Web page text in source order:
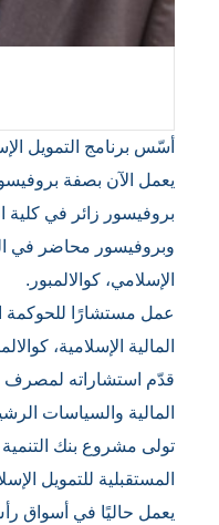
أسّس برنامج التمويل
يعمل الآن بصفة
بروفيسور زائر في كلية
وبروفيسور محاضر في
الإسلامي، كوالالمبور.
عمل مستشارًا
المالية الإسلامية، كوالالمبور،
قدّم استشاراته
المالية والسياسات الرشيدة (2010
تولى مشروع بنك التنمية
المستقبلية للتمويل
يعمل حاليًا في أسواق